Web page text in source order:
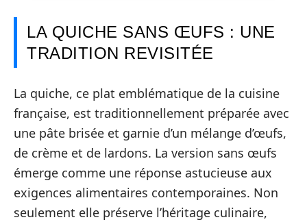
LA QUICHE SANS ŒUFS : UNE
TRADITION REVISITÉE
La quiche, ce plat emblématique de la cuisine
française, est traditionnellement préparée avec
une pâte brisée et garnie d’un mélange d’œufs,
de crème et de lardons. La version sans œufs
émerge comme une réponse astucieuse aux
exigences alimentaires contemporaines. Non
seulement elle préserve l’héritage culinaire,